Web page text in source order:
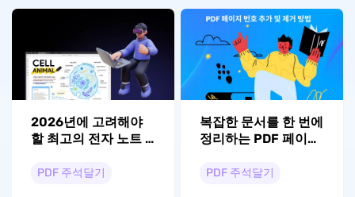
2026년에 고려해야
할 최고의 전자 노트 6
PDF 주석달기
복잡한 문서를 한 번에
정리하는 PDF 페이지
PDF 주석달기